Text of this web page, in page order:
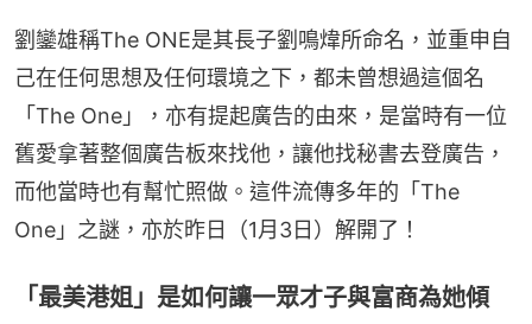
劉鑾雄稱The ONE是其長子劉鳴煒所命名，並重申自
己在任何思想及任何環境之下，都未曾想過這個名
「The One」，亦有提起廣告的由來，是當時有一位
舊愛拿著整個廣告板來找他，讓他找秘書去登廣告，
而他當時也有幫忙照做。這件流傳多年的「The
One」之謎，亦於昨日（1月3日）解開了！
「最美港姐」是如何讓一眾才子與富商為她傾